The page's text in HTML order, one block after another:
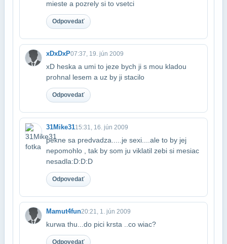
mieste a pozrely si to vsetci
Odpovedať
xDxDxP07:37, 19. jún 2009
xD heska a umi to jeze bych ji s mou kladou
prohnal lesem a uz by ji stacilo
Odpovedať
31Mike3115:31, 16. jún 2009
pekne sa predvadza.....je sexi....ale to by jej
nepomohlo , tak by som ju viklatil ze​bi si mesiac
nesadla:D:D:D
Odpovedať
Mamut4fun20:21, 1. jún 2009
kurwa thu...do pici krsta ..co wiac?
Odpovedať